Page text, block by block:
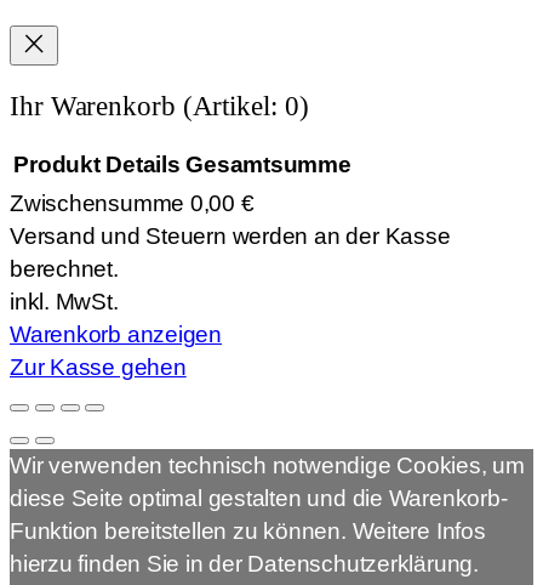
Ihr Warenkorb (Artikel: 0)
Produkte
im
Warenkorb
Produkt Details Gesamtsumme
Zwischensumme 0,00 €
Versand und Steuern werden an der Kasse
berechnet.
inkl. MwSt.
Warenkorb anzeigen
Zur Kasse gehen
Wir verwenden technisch notwendige Cookies, um
diese Seite optimal gestalten und die Warenkorb-
Funktion bereitstellen zu können. Weitere Infos
hierzu finden Sie in der Datenschutzerklärung.